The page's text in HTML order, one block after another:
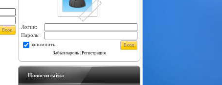
Логин:
Пароль:
запомнить
Забыл пароль| Регистрация
Новости сайта